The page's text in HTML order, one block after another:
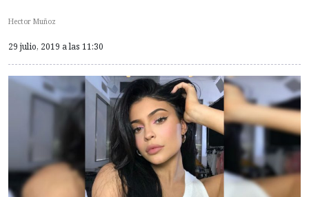
Hector Muñoz
29 julio, 2019 a las 11:30